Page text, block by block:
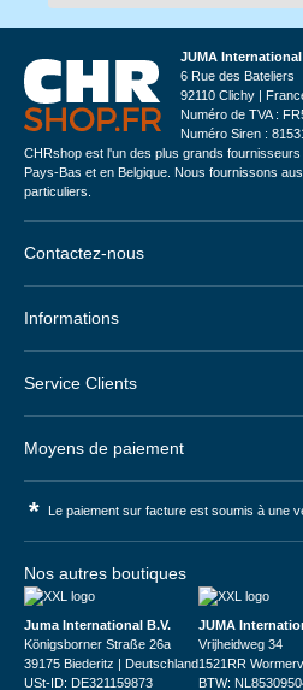
JUMA International
6 Rue des Bateliers
92110 Clichy |
Numéro de TVA :
Numéro Siren :
CHRshop est l'un des plus grands
Pays-Bas et en Belgique. Nous fournissons
particuliers.
Contactez-nous
Informations
Service Clients
Moyens de paiement
* Le paiement sur facture est soumis à une
Nos autres boutiques
Juma International B.V.
Königsborner Straße 26a
39175 Biederitz | Deutschland
USt-ID: DE321159873
JUMA
Vrijheidweg 34
1521RR
BTW: